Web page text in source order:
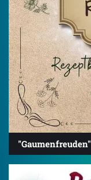
"Gaumenfreuden"